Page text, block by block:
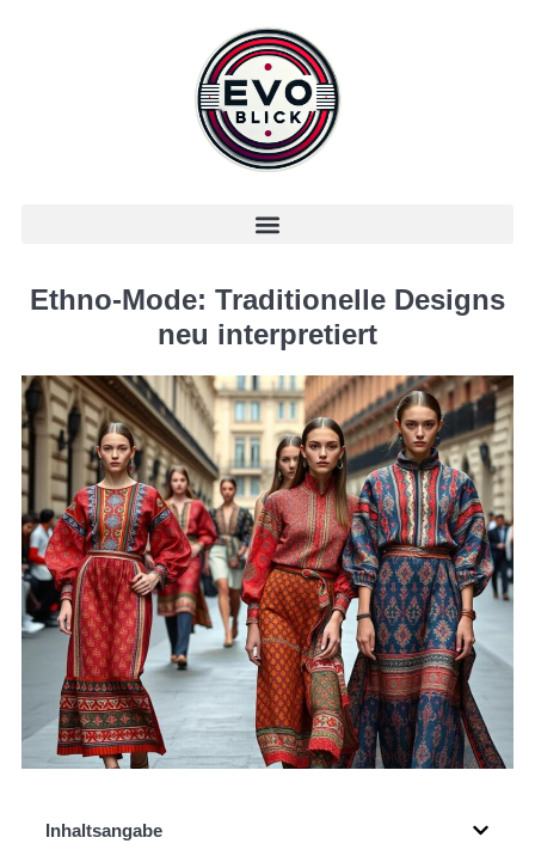
Ethno-Mode: Traditionelle Designs
neu interpretiert
Inhaltsangabe